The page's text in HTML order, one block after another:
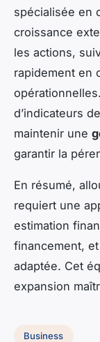
spécialisée en
croissance
les actions,
rapidement en
d’indicateurs
maintenir une
garantir la
En résumé,
requiert une
estimation
financement,
adaptée. Cet
expansion
Business